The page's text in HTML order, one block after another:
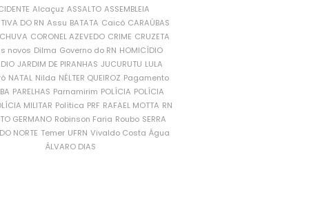
Alcaçuz ASSALTO ASSEMBLEIA
DO RN Assu BATATA Caicó CARAÚBAS
CORONEL AZEVEDO CRIME CRUZETA
novos Dilma Governo do RN HOMICÍDIO
JARDIM DE PIRANHAS JUCURUTU LULA
NATAL Nilda NÉLTER QUEIROZ Pagamento
PARELHAS Parnamirim POLÍCIA POLÍCIA
MILITAR Política PRF RAFAEL MOTTA RN
GERMANO Robinson Faria Roubo SERRA
NORTE Temer UFRN Vivaldo Costa Água
ÁLVARO DIAS